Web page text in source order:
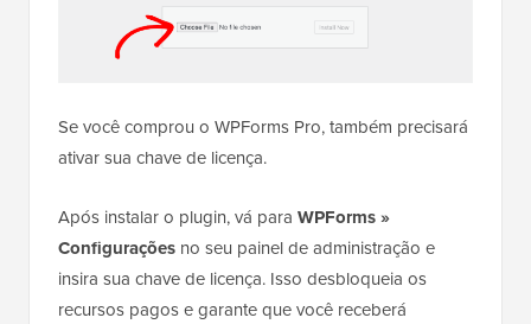
Se você comprou o WPForms Pro, também precisará
ativar sua chave de licença.
Após instalar o plugin, vá para WPForms »
Configurações no seu painel de administração e
insira sua chave de licença. Isso desbloqueia os
recursos pagos e garante que você receberá